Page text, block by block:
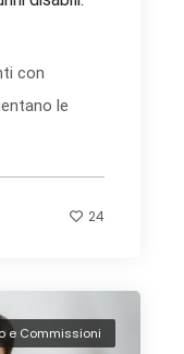
con
le
24
e Commissioni